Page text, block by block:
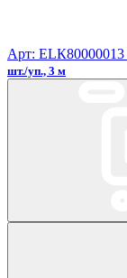
Арт: ЕLК80000013
шт./уп., 3 м